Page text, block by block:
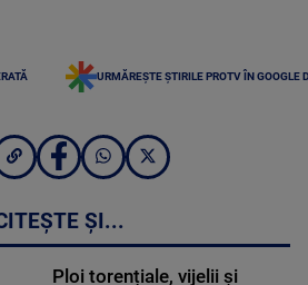
URMĂREȘTE ȘTIRILE PROTV ÎN GOOGLE
ȘI...
Ploi torențiale, vijelii și